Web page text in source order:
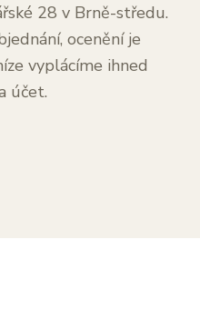
28 v Brně-středu.
ocenění je
vyplácíme ihned
účet.